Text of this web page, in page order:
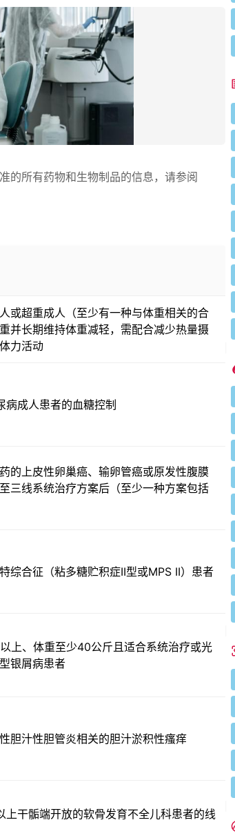
的所有药物和生物制品的信息，请参阅
或超重成人（至少有一种与体重相关的合
并长期维持体重减轻，需配合减少热量摄
力活动
病成人患者的血糖控制
的上皮性卵巢癌、输卵管癌或原发性腹膜
三线系统治疗方案后（至少一种方案包括
综合征（粘多糖贮积症II型或MPS II）患者
上、体重至少40公斤且适合系统治疗或光
银屑病患者
胆汁性胆管炎相关的胆汁淤积性瘙痒
上干骺端开放的软骨发育不全儿科患者的线